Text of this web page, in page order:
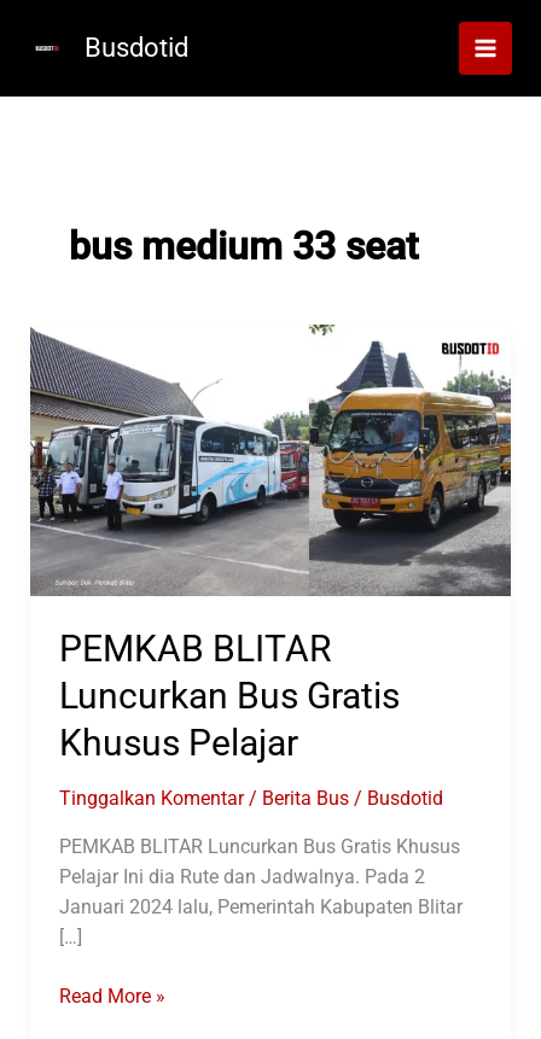
Busdotid
bus medium 33 seat
PEMKAB BLITAR
Luncurkan Bus Gratis
Khusus Pelajar
Tinggalkan Komentar / Berita Bus/ Busdotid
PEMKAB BLITAR Luncurkan Bus Gratis Khusus
Pelajar Ini dia Rute dan Jadwalnya. Pada 2
Januari 2024 lalu, Pemerintah Kabupaten Blitar
[…]
PEMKAB
Read More »